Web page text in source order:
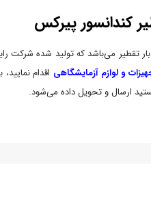
تقطیر می‌باشد که تولید شده
و لوازم آزمایشگاهی اقدام
ارسال و تحویل داده می‌شود.